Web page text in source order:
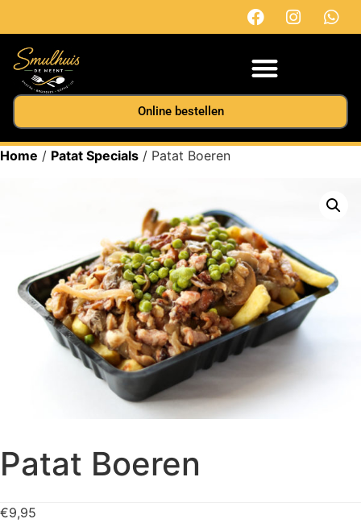
Online bestellen
Home / Patat Specials / Patat Boeren
Patat Boeren
€9,95